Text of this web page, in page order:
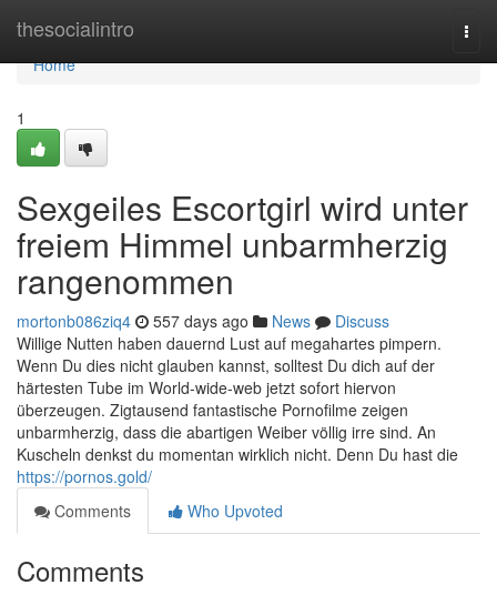
thesocialintro
Home
Home
1
Sexgeiles Escortgirl wird unter
freiem Himmel unbarmherzig
rangenommen
mortonb086ziq4 557 days ago News
Discuss
Willige Nutten haben dauernd Lust auf megahartes pimpern.
Wenn Du dies nicht glauben kannst, solltest Du dich auf der
härtesten Tube im World-wide-web jetzt sofort hiervon
überzeugen. Zigtausend fantastische Pornofilme zeigen
unbarmherzig, dass die abartigen Weiber völlig irre sind. An
Kuscheln denkst du momentan wirklich nicht. Denn Du hast die
https://pornos.gold/
Comments
Who Upvoted
Comments